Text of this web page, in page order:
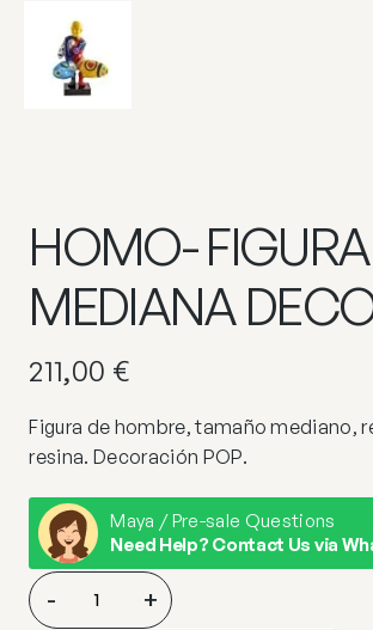
HOMO- FIGURA
MEDIANA
211,00 €
Figura de hombre, tamaño mediano,
resina. Decoración POP.
Maya / Pre-sale Questions
Need Help? Contact Us via
HOMO-
FIGURA
- +